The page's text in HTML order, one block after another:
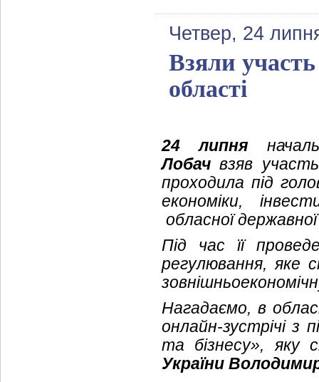
Четвер, 24
Взяли
області
24 липня
Лобач взяв
проходила під
економіки,
обласної
Під час її
регулювання, яке
Нагадаємо, в
онлайн-зустрічі з
та бізнесу», яку
України